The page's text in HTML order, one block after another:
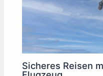
Sicheres Reisen